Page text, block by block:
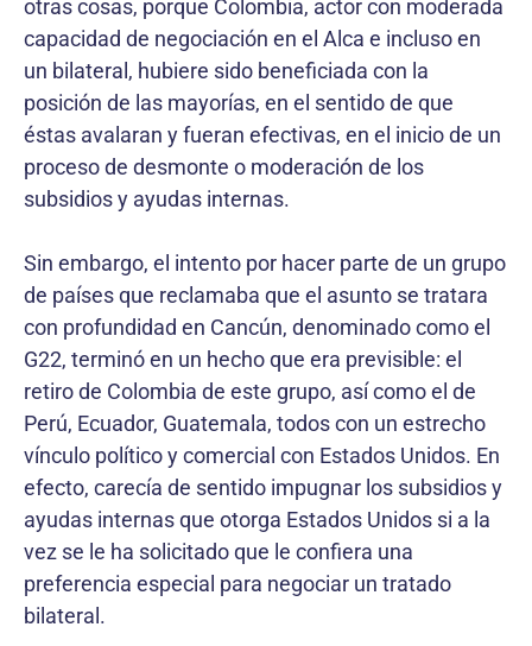
otras cosas, porque Colombia, actor con moderada
capacidad de negociación en el Alca e incluso en
un bilateral, hubiere sido beneficiada con la
posición de las mayorías, en el sentido de que
éstas avalaran y fueran efectivas, en el inicio de un
proceso de desmonte o moderación de los
subsidios y ayudas internas.
Sin embargo, el intento por hacer parte de un grupo
de países que reclamaba que el asunto se tratara
con profundidad en Cancún, denominado como el
G22, terminó en un hecho que era previsible: el
retiro de Colombia de este grupo, así como el de
Perú, Ecuador, Guatemala, todos con un estrecho
vínculo político y comercial con Estados Unidos. En
efecto, carecía de sentido impugnar los subsidios y
ayudas internas que otorga Estados Unidos si a la
vez se le ha solicitado que le confiera una
preferencia especial para negociar un tratado
bilateral.